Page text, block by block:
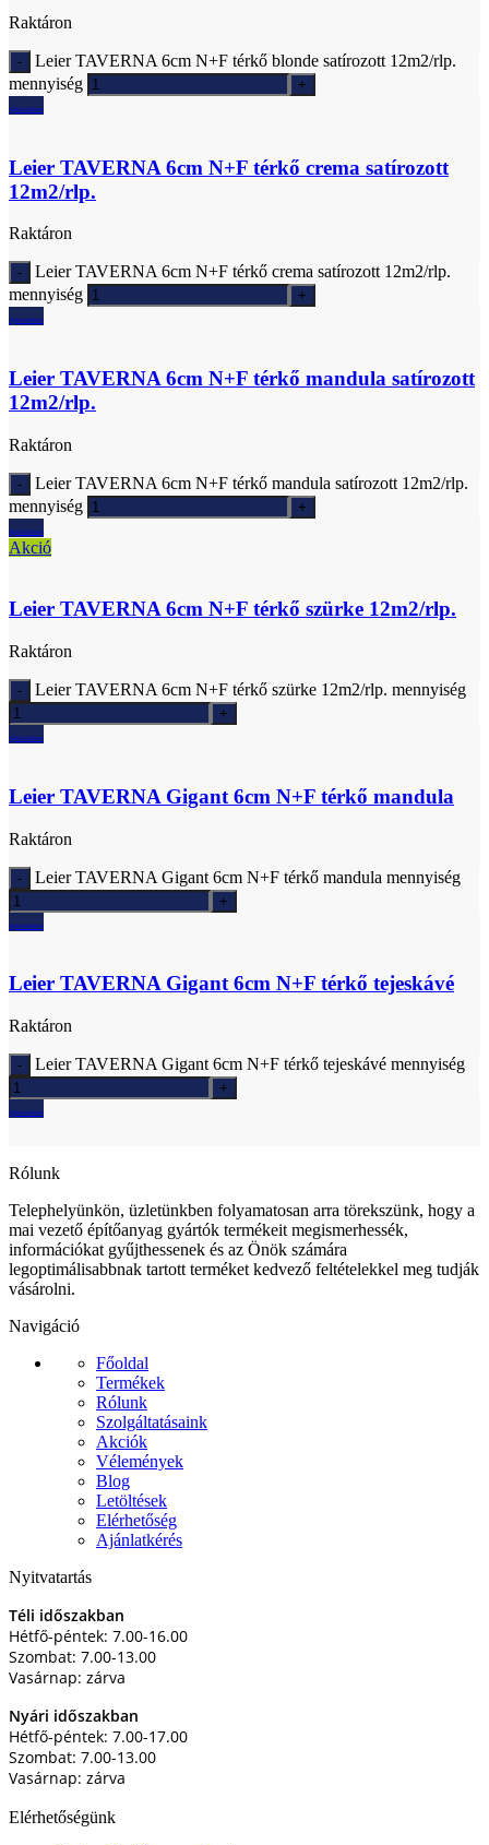
Raktáron
Leier TAVERNA 6cm N+F térkő blonde satírozott 12m2/rlp.
mennyiség
Ajánlatkérés
Leier TAVERNA 6cm N+F térkő crema satírozott
12m2/rlp.
Raktáron
Leier TAVERNA 6cm N+F térkő crema satírozott 12m2/rlp.
mennyiség
Ajánlatkérés
Leier TAVERNA 6cm N+F térkő mandula satírozott
12m2/rlp.
Raktáron
Leier TAVERNA 6cm N+F térkő mandula satírozott 12m2/rlp.
mennyiség
Ajánlatkérés
Akció
Leier TAVERNA 6cm N+F térkő szürke 12m2/rlp.
Raktáron
Leier TAVERNA 6cm N+F térkő szürke 12m2/rlp. mennyiség
Ajánlatkérés
Leier TAVERNA Gigant 6cm N+F térkő mandula
Raktáron
Leier TAVERNA Gigant 6cm N+F térkő mandula mennyiség
Ajánlatkérés
Leier TAVERNA Gigant 6cm N+F térkő tejeskávé
Raktáron
Leier TAVERNA Gigant 6cm N+F térkő tejeskávé mennyiség
Ajánlatkérés
Rólunk
Telephelyünkön, üzletünkben folyamatosan arra törekszünk, hogy a
mai vezető építőanyag gyártók termékeit megismerhessék,
információkat gyűjthessenek és az Önök számára
legoptimálisabbnak tartott terméket kedvező feltételekkel meg tudják
vásárolni.
Navigáció
Főoldal
Termékek
Rólunk
Szolgáltatásaink
Akciók
Vélemények
Blog
Letöltések
Elérhetőség
Ajánlatkérés
Nyitvatartás
Téli időszakban
Hétfő-péntek: 7.00-16.00
Szombat: 7.00-13.00
Vasárnap: zárva
Nyári időszakban
Hétfő-péntek: 7.00-17.00
Szombat: 7.00-13.00
Vasárnap: zárva
Elérhetőségünk